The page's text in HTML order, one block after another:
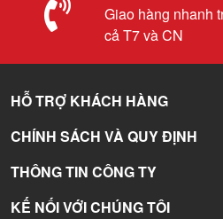
Giao hàng nhanh
cả T7 và CN
HỖ TRỢ KHÁCH HÀNG
CHÍNH SÁCH VÀ QUY ĐỊNH
THÔNG TIN CÔNG TY
KẾ NỐI VỚI CHÚNG TÔI